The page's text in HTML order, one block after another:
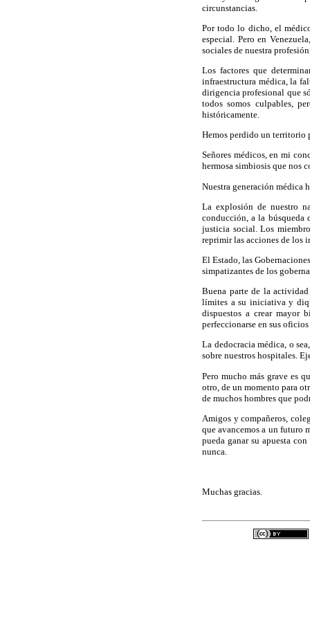
circunstancias.
Por todo lo dicho, el
especial. Pero en
sociales de nuestra
Los factores que
infraestructura médica, la
dirigencia profesional que
todos somos culpables,
históricamente.
Hemos perdido un territorio
Señores médicos, en mi
hermosa simbiosis que nos
Nuestra generación médica
La explosión de nuestro
conducción, a la búsqueda
justicia social. Los
reprimir las acciones de los
El Estado, las
simpatizantes de los
Buena parte de la
límites a su iniciativa y
dispuestos a crear mayor
perfeccionarse en sus
La dedocracia médica, o
sobre nuestros hospitales.
Pero mucho más grave es
otro, de un momento para
de muchos hombres que
Amigos y compañeros,
que avancemos a un futuro
pueda ganar su apuesta
nunca.
Muchas gracias.